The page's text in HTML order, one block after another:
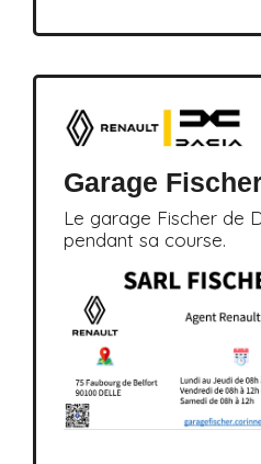
Garage
Le garage Fischer de
pendant sa course.